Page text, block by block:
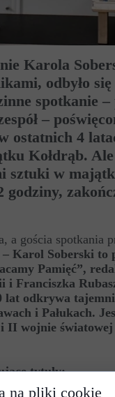
Karola
odbyło
spotkanie
–
ostatnich 4
Kołdrąb.
sztuki w
a gościa spotkania
– Karol Soberski to
Pamięć”,
Franciszka
lat odkrywa
i Pałukach.
II wojnie
tytuły:
na pliki cookie